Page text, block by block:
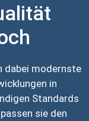
dabei modernste
in
Standards
sie den